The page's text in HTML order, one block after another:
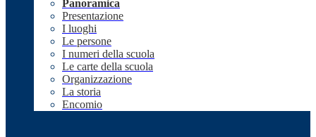
Panoramica
Presentazione
I luoghi
Le persone
I numeri della scuola
Le carte della scuola
Organizzazione
La storia
Encomio